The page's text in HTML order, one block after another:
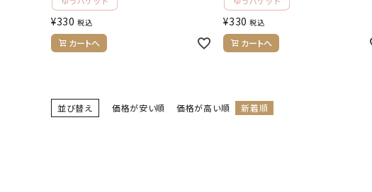
¥330 税込
カートへ
¥330 税込
カートへ
並び替え 価格が安い順 価格が高い順 新着順